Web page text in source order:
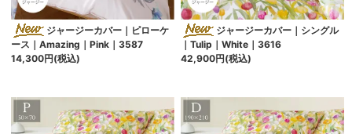
ジャージーカバー｜ピローケ
ース｜Amazing｜Pink｜3587
14,300円(税込)
ジャージーカバー｜シングル
｜Tulip｜White｜3616
42,900円(税込)